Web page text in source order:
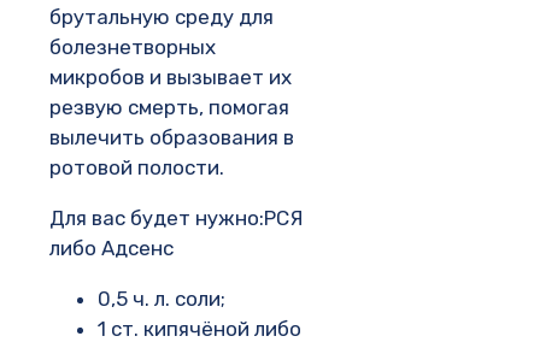
брутальную среду для
болезнетворных
микробов и вызывает их
резвую смерть, помогая
вылечить образования в
ротовой полости.
Для вас будет нужно:РСЯ
либо Адсенс
0,5 ч. л. соли;
1 ст. кипячёной либо